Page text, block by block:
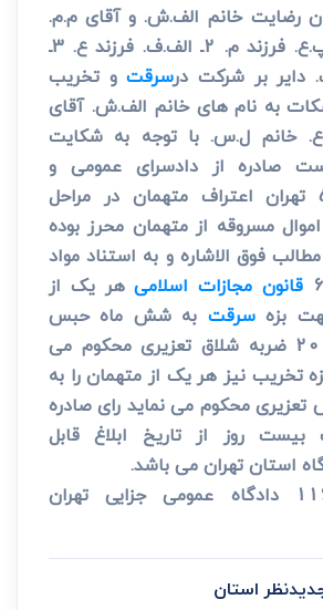
رضایت خانم الف.ش. و آقای م.م.
اتهام آقایان1ـ پ.ع. فرزند م. 2ـ الف.ف. فرزند ع. 3ـ
دایر بر شرکت درسرقتو تخریب
به نام های خانم الف.ش. آقای
خانم ل.س. با توجه به شکایت
صادره از دادسرای عمومی و
انقلاب ناحیه 5 تهران اعتراف متهمان در مراحل
مسروقه از متهمان محرز بوده
مطالب فوق الاشاره و به استناد مواد
قانون مجازات اسلامیهر یک از
بزهسرقت به شش ماه حبس
تعزیری و تحمل 20 ضربه شلاق تعزیری محکوم می
تخریب نیز هر یک از متهمان را به
حبس تعزیری محکوم می نماید رای صادره
روز از تاریخ ابلاغ قابل
استان تهران می باشد.
رییس شعبه1161 دادگاه عمومی جزایی تهران
استان